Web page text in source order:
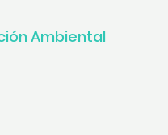
Ambiental